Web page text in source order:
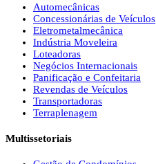
Automecânicas
Concessionárias de Veículos
Eletrometalmecânica
Indústria Moveleira
Loteadoras
Negócios Internacionais
Panificação e Confeitaria
Revendas de Veículos
Transportadoras
Terraplenagem
Multissetoriais